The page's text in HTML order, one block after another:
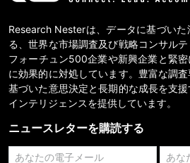
Research Nesterは、データに基づい
る、世界な市場調査及び戦略コンサル
フォーチュン500企業や新興企業と緊
に効果的に対処しています。豊富な調
基づいた意思決定と長期的な成長を支
インテリジェンスを提供しています。
ニュースレターを購読する